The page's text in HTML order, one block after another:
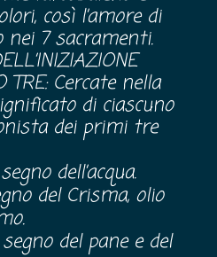
così l’amore di
nei 7 sacramenti.
TRE: Cercate nella
di ciascuno
dei primi tre
dell’acqua.
del Crisma, olio
segno del pane e del